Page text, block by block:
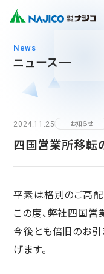
ホーム
会社案内 TOP
社長メッセージ
企業理念
沿革
拠点・グループ会社
モビリティソリューシ
台車関連部品
ディーゼル車両用
サステナビリティ
サステナビリティ
CSR
お問い合わせ
ニュース
news
2024.11.25 お知らせ
四国営業所移転
平素は格別のご高配
この度、弊社四国営
今後とも倍旧のお引
げます。